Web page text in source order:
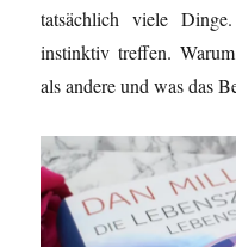
tatsächlich viele
instinktiv treffen.
als andere und was das